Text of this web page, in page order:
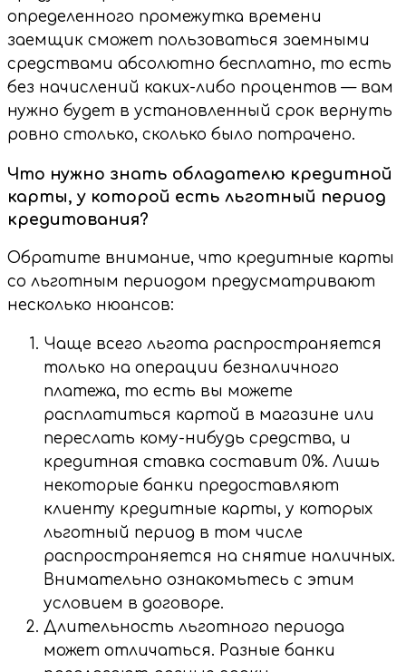
определенного промежутка времени
заемщик сможет пользоваться заемными
средствами абсолютно бесплатно, то есть
без начислений каких-либо процентов — вам
нужно будет в установленный срок вернуть
ровно столько, сколько было потрачено.
Что нужно знать обладателю кредитной
карты, у которой есть льготный период
кредитования?
Обратите внимание, что кредитные карты
со льготным периодом предусматривают
несколько нюансов:
Чаще всего льгота распространяется
только на операции безналичного
платежа, то есть вы можете
расплатиться картой в магазине или
переслать кому-нибудь средства, и
кредитная ставка составит 0%. Лишь
некоторые банки предоставляют
клиенту кредитные карты, у которых
льготный период в том числе
распространяется на снятие наличных.
Внимательно ознакомьтесь с этим
условием в договоре.
Длительность льготного периода
может отличаться. Разные банки